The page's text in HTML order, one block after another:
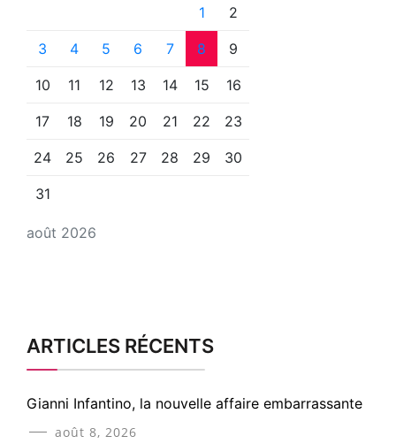
août 2026
1 2
3 4 5 6 7 8 9
10 11 12 13 14 15 16
17 18 19 20 21 22 23
24 25 26 27 28 29 30
31
ARTICLES RÉCENTS
Gianni Infantino, la nouvelle affaire embarrassante
août 8, 2026